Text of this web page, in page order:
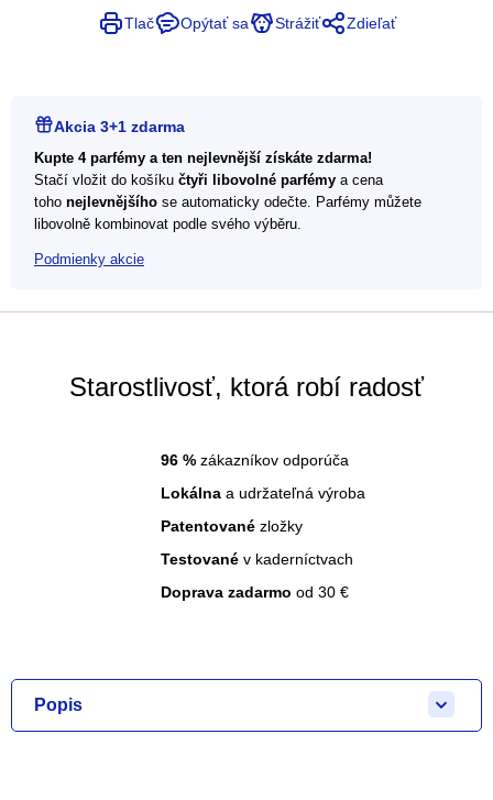
Tlač Opýtať sa Strážiť Zdieľať
Akcia 3+1 zdarma
Kupte 4 parfémy a ten nejlevnější získáte zdarma!
Stačí vložit do košíku čtyři libovolné parfémy a cena
toho nejlevnějšího se automaticky odečte. Parfémy můžete
libovolně kombinovat podle svého výběru.
Podmienky akcie
Starostlivosť, ktorá robí radosť
96 % zákazníkov odporúča
Lokálna a udržateľná výroba
Patentované zložky
Testované v kaderníctvach
Doprava zadarmo od 30 €
Popis